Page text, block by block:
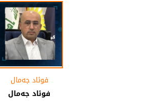
فوئاد جەمال
فوئاد جەمال